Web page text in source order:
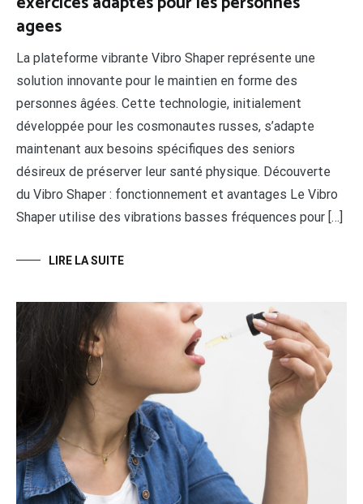
agees
La plateforme vibrante Vibro Shaper représente une
solution innovante pour le maintien en forme des
personnes âgées. Cette technologie, initialement
développée pour les cosmonautes russes, s’adapte
maintenant aux besoins spécifiques des seniors
désireux de préserver leur santé physique. Découverte
du Vibro Shaper : fonctionnement et avantages Le Vibro
Shaper utilise des vibrations basses fréquences pour […]
LIRE LA SUITE